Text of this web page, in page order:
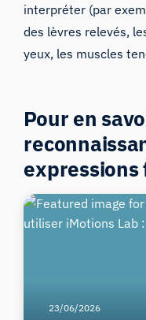
interpréter (par
des lèvres relevés,
yeux, les muscles
Pour en
expressions
23/06/2026